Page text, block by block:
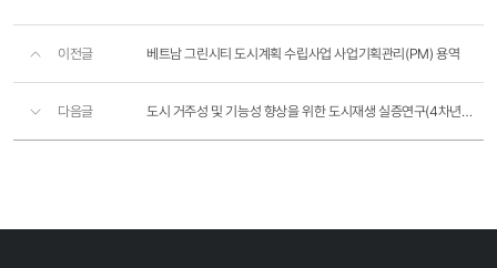
이전글 베트남 그린시티 도시계획 수립사업 사업기획관리(PM) 용역
다음글 도시 거주성 및 기능성 향상을 위한 도시재생 실증연구(4차년도)(3-1-0)